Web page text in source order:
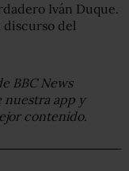
Iván Duque.
discurso del
BBCNews
nuestra app y
contenido.